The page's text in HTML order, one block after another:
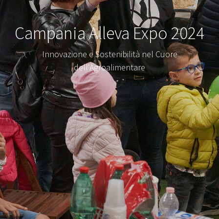
Campania Alleva Expo 2024
Innovazione e Sostenibilità nel Cuore
dell'Agroalimentare